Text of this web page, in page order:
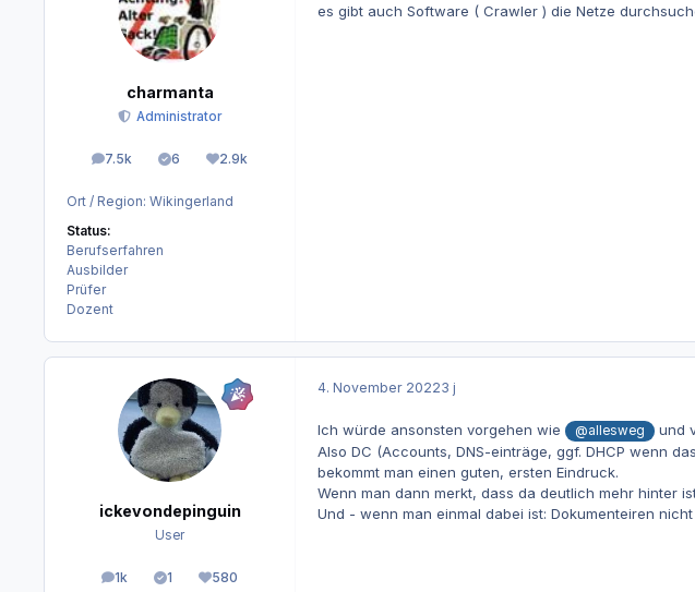
charmanta
Administrator
7.5k
Beiträge 6
Lösungen2.9k
Reputation
Ort / Region: Wikingerland
Status:
Berufserfahren
Ausbilder
Prüfer
Dozent
es gibt auch Software ( Crawler ) die Netze
ickevondepinguin
User
1k
Beiträge1
Lösungen580
Reputation
4. November 20223 j
Ich würde ansonsten vorgehen wie @allesweg
und
Also DC (Accounts, DNS-einträge, ggf. DHCP wenn
bekommt man einen guten, ersten Eindruck.
Wenn man dann merkt, dass da deutlich mehr hinter
Und - wenn man einmal dabei ist: Dokumenteiren